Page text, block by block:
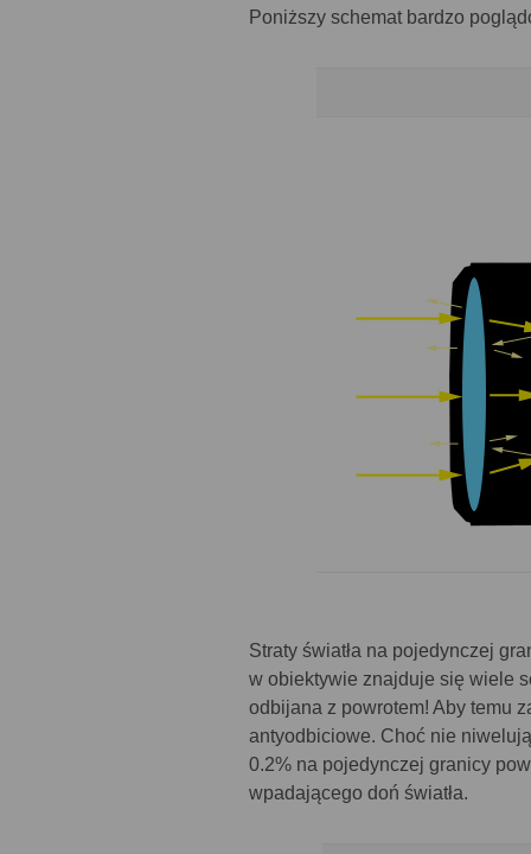
Poniższy schemat bardzo
Straty światła na pojedynczej
w obiektywie znajduje się wiele
odbijana z powrotem! Aby temu
antyodbiciowe. Choć nie
0.2% na pojedynczej granicy
wpadającego doń światła.